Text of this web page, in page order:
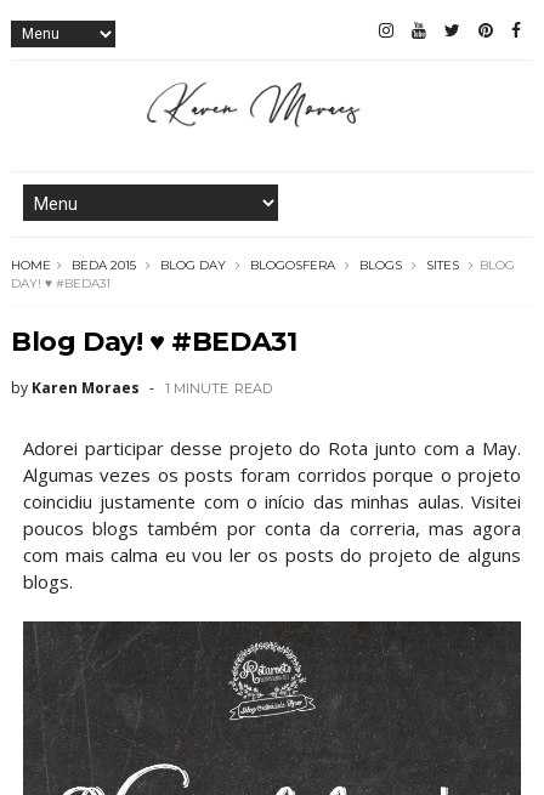
HOME BEDA 2015 BLOG DAY BLOGOSFERA BLOGS SITES
BLOG
DAY! ♥ #BEDA31
Blog Day! ♥ #BEDA31
by Karen Moraes 1 MINUTE READ
Adorei participar desse projeto do Rota junto com a May.
Algumas vezes os posts foram corridos porque o projeto
coincidiu justamente com o início das minhas aulas. Visitei
poucos blogs também por conta da correria, mas agora
com mais calma eu vou ler os posts do projeto de alguns
blogs.